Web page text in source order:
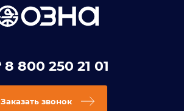
8 800 250 21 01
Заказать звонок